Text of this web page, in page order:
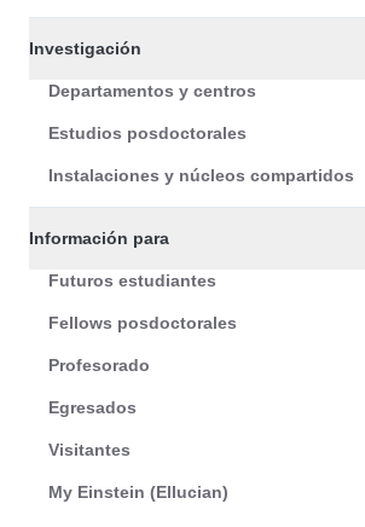
Investigación
Departamentos y centros
Estudios posdoctorales
Instalaciones y núcleos compartidos
Información para
Futuros estudiantes
Fellows posdoctorales
Profesorado
Egresados
Visitantes
My Einstein (Ellucian)